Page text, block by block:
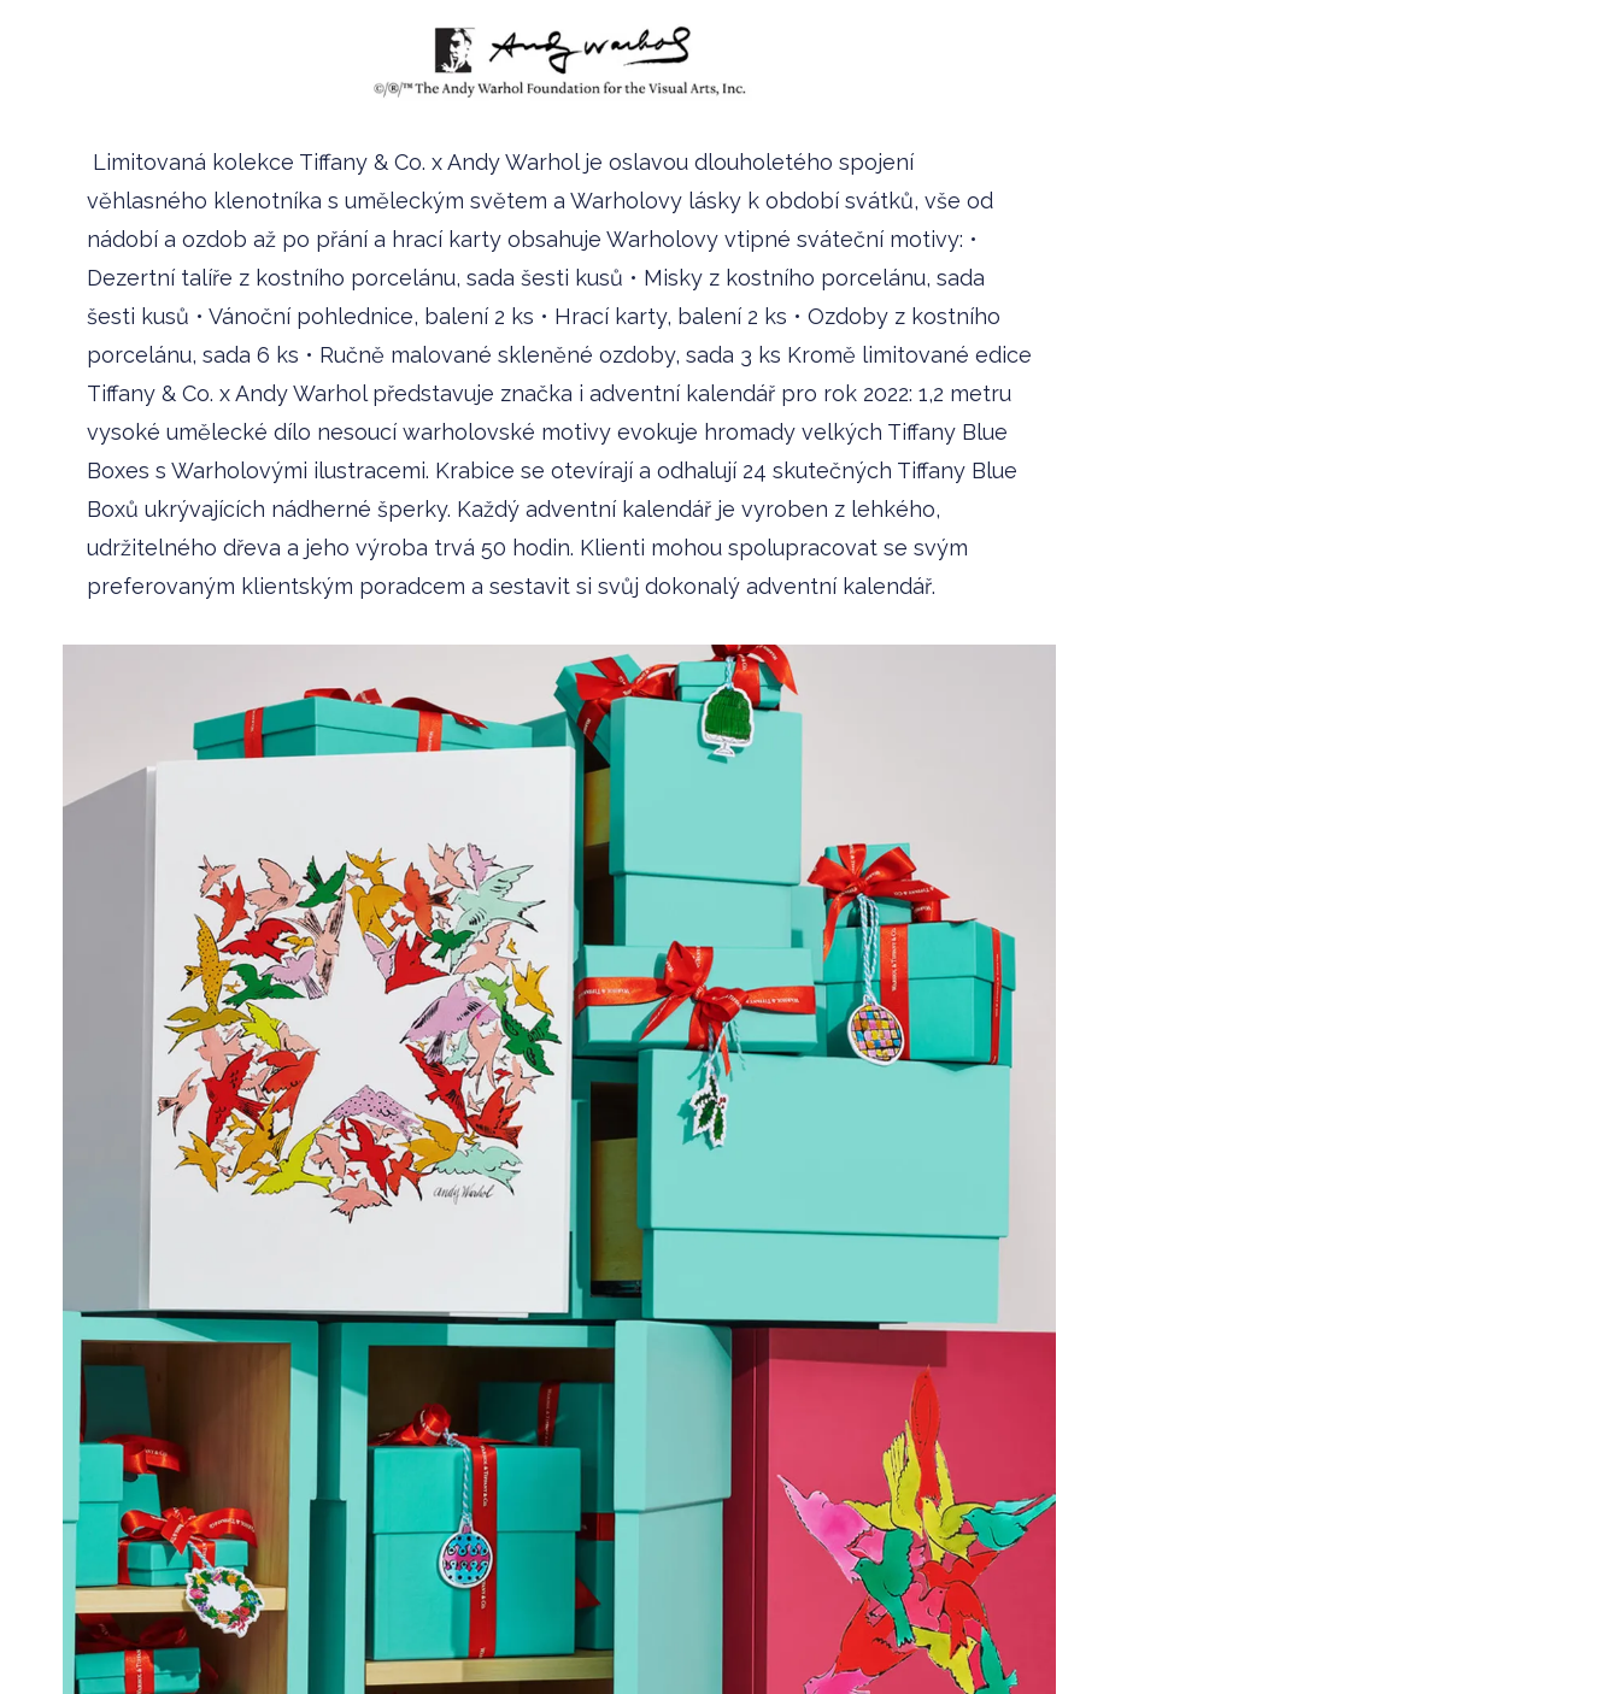
Limitovaná kolekce Tiffany & Co. x Andy Warhol je oslavou dlouholetého spojení
věhlasného klenotníka s uměleckým světem a Warholovy lásky k období svátků, vše od
nádobí a ozdob až po přání a hrací karty obsahuje Warholovy vtipné sváteční motivy: •
Dezertní talíře z kostního porcelánu, sada šesti kusů • Misky z kostního porcelánu, sada
šesti kusů • Vánoční pohlednice, balení 2 ks • Hrací karty, balení 2 ks • Ozdoby z kostního
porcelánu, sada 6 ks • Ručně malované skleněné ozdoby, sada 3 ks Kromě limitované edice
Tiffany & Co. x Andy Warhol představuje značka i adventní kalendář pro rok 2022: 1,2 metru
vysoké umělecké dílo nesoucí warholovské motivy evokuje hromady velkých Tiffany Blue
Boxes s Warholovými ilustracemi. Krabice se otevírají a odhalují 24 skutečných Tiffany Blue
Boxů ukrývajících nádherné šperky. Každý adventní kalendář je vyroben z lehkého,
udržitelného dřeva a jeho výroba trvá 50 hodin. Klienti mohou spolupracovat se svým
preferovaným klientským poradcem a sestavit si svůj dokonalý adventní kalendář.